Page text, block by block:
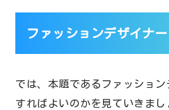
ファッションデザイナ
では、本題であるファッショ
すればよいのかを見ていきまし